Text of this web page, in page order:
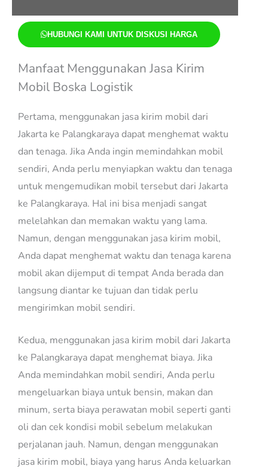
HUBUNGI KAMI UNTUK DISKUSI HARGA
Manfaat Menggunakan Jasa Kirim
Mobil Boska Logistik
Pertama, menggunakan jasa kirim mobil dari
Jakarta ke Palangkaraya dapat menghemat waktu
dan tenaga. Jika Anda ingin memindahkan mobil
sendiri, Anda perlu menyiapkan waktu dan tenaga
untuk mengemudikan mobil tersebut dari Jakarta
ke Palangkaraya. Hal ini bisa menjadi sangat
melelahkan dan memakan waktu yang lama.
Namun, dengan menggunakan jasa kirim mobil,
Anda dapat menghemat waktu dan tenaga karena
mobil akan dijemput di tempat Anda berada dan
langsung diantar ke tujuan dan tidak perlu
mengirimkan mobil sendiri.
Kedua, menggunakan jasa kirim mobil dari Jakarta
ke Palangkaraya dapat menghemat biaya. Jika
Anda memindahkan mobil sendiri, Anda perlu
mengeluarkan biaya untuk bensin, makan dan
minum, serta biaya perawatan mobil seperti ganti
oli dan cek kondisi mobil sebelum melakukan
perjalanan jauh. Namun, dengan menggunakan
jasa kirim mobil, biaya yang harus Anda keluarkan